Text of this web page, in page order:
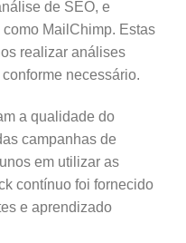
de SEO, e
MailChimp. Estas
realizar análises
necessário.
a qualidade do
campanhas de
em utilizar as
contínuo foi fornecido
e aprendizado